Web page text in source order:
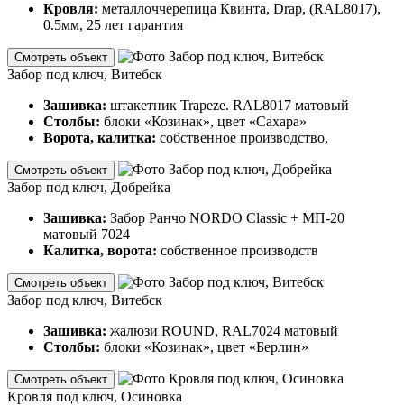
Кровля: металлоччерепица Квинта, Drap, (RAL8017),
0.5мм, 25 лет гарантия
Смотреть объект
Забор под ключ, Витебск
Зашивка: штакетник Trapeze. RAL8017 матовый
Столбы: блоки «Козинак», цвет «Сахара»
Ворота, калитка: собственное производство,
Смотреть объект
Забор под ключ, Добрейка
Зашивка: Забор Ранчо NORDO Classic + МП-20
матовый 7024
Калитка, ворота: собственное производств
Смотреть объект
Забор под ключ, Витебск
Зашивка: жалюзи ROUND, RAL7024 матовый
Столбы: блоки «Козинак», цвет «Берлин»
Смотреть объект
Кровля под ключ, Осиновка